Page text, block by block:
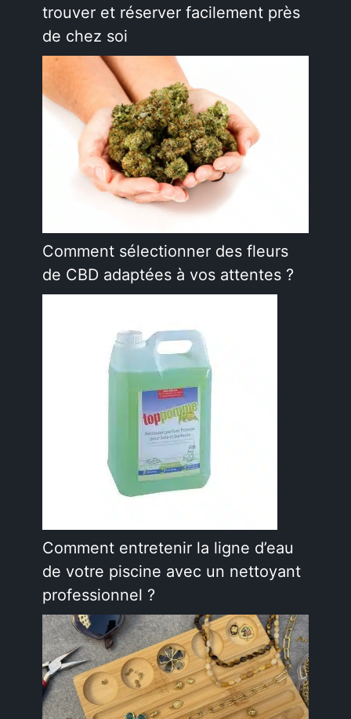
trouver et réserver facilement près
de chez soi
Comment sélectionner des fleurs
de CBD adaptées à vos attentes ?
Comment entretenir la ligne d’eau
de votre piscine avec un nettoyant
professionnel ?